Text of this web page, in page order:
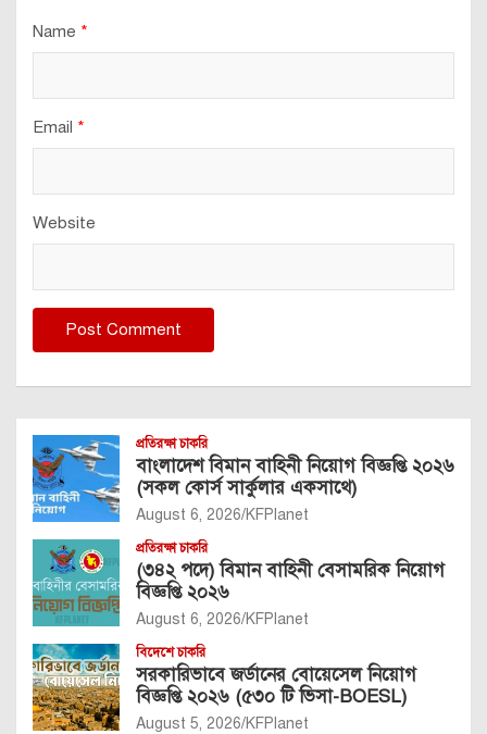
Name *
Email *
Website
প্রতিরক্ষা চাকরি
বাংলাদেশ বিমান বাহিনী নিয়োগ বিজ্ঞপ্তি ২০২৬
(সকল কোর্স সার্কুলার একসাথে)
August 6, 2026 KFPlanet
প্রতিরক্ষা চাকরি
(৩৪২ পদে) বিমান বাহিনী বেসামরিক নিয়োগ
বিজ্ঞপ্তি ২০২৬
August 6, 2026 KFPlanet
বিদেশে চাকরি
সরকারিভাবে জর্ডানের বোয়েসেল নিয়োগ
বিজ্ঞপ্তি ২০২৬ (৫৩০ টি ভিসা-BOESL)
August 5, 2026 KFPlanet